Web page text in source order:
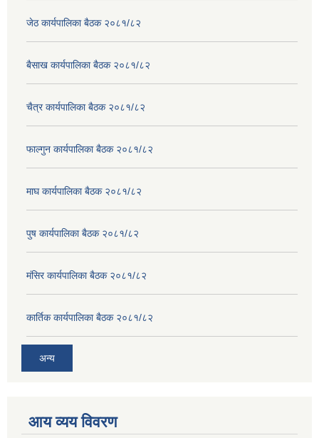
जेठ कार्यपालिका बैठक २०८१/८२
बैसाख कार्यपालिका बैठक २०८१/८२
चैत्र कार्यपालिका बैठक २०८१/८२
फाल्गुन कार्यपालिका बैठक २०८१/८२
माघ कार्यपालिका बैठक २०८१/८२
पुष कार्यपालिका बैठक २०८१/८२
मंसिर कार्यपालिका बैठक २०८१/८२
कार्तिक कार्यपालिका बैठक २०८१/८२
अन्य
आय व्यय विवरण